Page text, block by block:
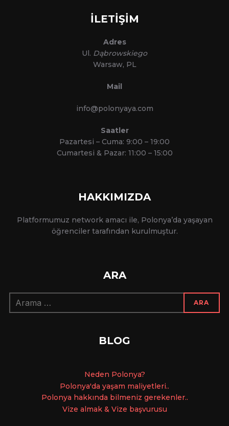
İLETİŞİM
Adres
Ul. Dąbrowskiego
Warsaw, PL
Mail
info@polonyaya.com
Saatler
Pazartesi – Cuma: 9:00 – 19:00
Cumartesi & Pazar: 11:00 – 15:00
HAKKIMIZDA
Platformumuz network amacı ile, Polonya’da yaşayan
öğrenciler tarafından kurulmuştur.
ARA
Arama:
ARA
BLOG
Neden Polonya?
Polonya'da yaşam maliyetleri..
Polonya hakkında bilmeniz gerekenler..
Vize almak & Vize başvurusu